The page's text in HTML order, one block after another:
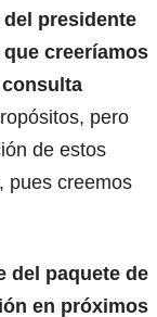
presidente
creeríamos
pero
de estos
pues creemos
del paquete de
en próximos